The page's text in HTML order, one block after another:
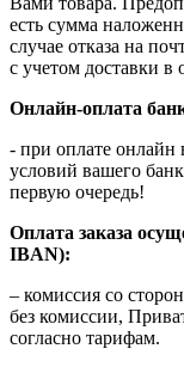
есть сумма
случае отказа на
с учетом доставки в
Онлайн-оплата
- при оплате онлайн
условий вашего
первую очередь!
Оплата заказа
IBAN):
– комиссия со
без комиссии,
согласно тарифам.